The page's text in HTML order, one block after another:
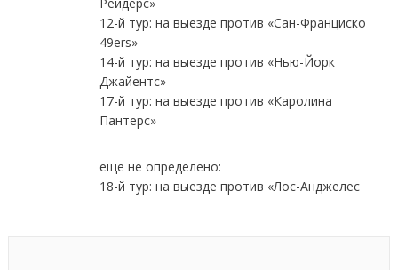
12-й тур: на выезде против «Сан-Франциско
49ers»
14-й тур: на выезде против «Нью-Йорк
Джайентс»
17-й тур: на выезде против «Каролина
Пантерс»
еще не определено:
18-й тур: на выезде против «Лос-Анджелес